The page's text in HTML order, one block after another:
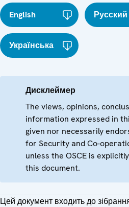
English Русский
Українська
Дисклеймер
The views, opinions,
information expressed in
given nor necessarily
for Security and Co-
unless the OSCE is
this document.
Цей документ входить до